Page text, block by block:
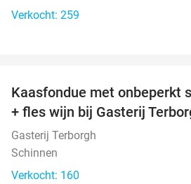
Verkocht: 259
Kaasfondue met onbeperkt
+ fles wijn bij Gasterij
Gasterij Terborgh
Schinnen
Verkocht: 160